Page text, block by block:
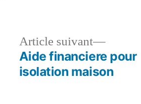
Article suivant
Article
suivant :
Aide financiere pour
isolation maison